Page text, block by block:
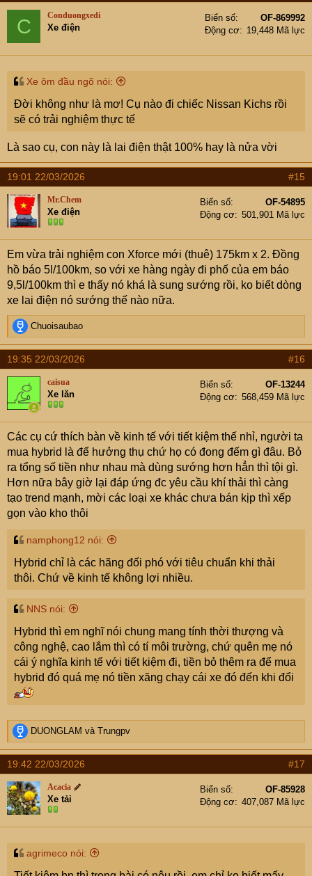
t
i
o
n
s
C Conduongxedi
Xe điện
Biển số
OF-869992
Động cơ
19,448 Mã lực
Xe ôm đầu ngõ nói:
Đời không như là mơ! Cụ nào đi chiếc Nissan Kichs rồi
sẽ có trải nghiệm thực tế
Là sao cụ, con này là lai điện thật 100% hay là nửa vời
19:01 22/03/2026 #15
Mr.Chem
Xe điện
Biển số
OF-54895
Động cơ
501,901 Mã lực
Em vừa trải nghiệm con Xforce mới (thuê) 175km x 2. Đồng
hồ báo 5l/100km, so với xe hàng ngày đi phố của em báo
9,5l/100km thì e thấy nó khá là sung sướng rồi, ko biết dòng
xe lai điện nó sướng thế nào nữa.
R
e
a
c
t
i
o
n
s
:
Chuoisaubao
19:35 22/03/2026 #16
caisua
Xe lăn
Biển số
OF-13244
Động cơ
568,459 Mã lực
Các cụ cứ thích bàn về kinh tế với tiết kiệm thế nhỉ, người ta
mua hybrid là để hưởng thụ chứ họ có đong đếm gì đâu. Bỏ
ra tổng số tiền như nhau mà dùng sướng hơn hẳn thì tội gì.
Hơn nữa bây giờ lại đáp ứng đc yêu cầu khí thải thì càng
tạo trend mạnh, mời các loại xe khác chưa bán kịp thì xếp
gọn vào kho thôi
namphong12 nói:
Hybrid chỉ là các hãng đối phó với tiêu chuẩn khi thải
thôi. Chứ về kinh tế không lợi nhiều.
NNS nói:
Hybrid thì em nghĩ nói chung mang tính thời thượng và
công nghệ, cao lắm thì có tí môi trường, chứ quên mẹ nó
cái ý nghĩa kinh tế với tiết kiệm đi, tiền bỏ thêm ra để mua
hybrid đó quá mẹ nó tiền xăng chạy cái xe đó đến khi đổi
R
e
a
c
t
i
o
n
s
DUONGLAM và Trungpv
19:42 22/03/2026 #17
Acacia
Xe tải
Biển số
OF-85928
Động cơ
407,087 Mã lực
agrimeco nói: